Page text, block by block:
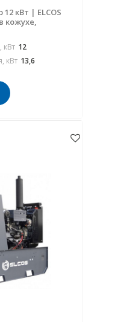
кВт | ELCOS
кожухе,
12
кВт 13,6